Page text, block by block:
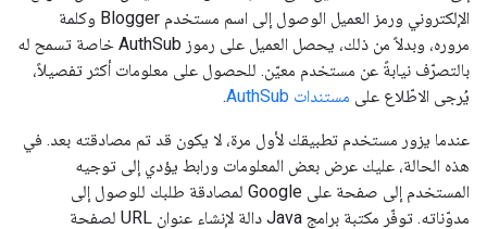
الإلكتروني ورمز العميل الوصول إلى اسم مستخدم Blogger وكلمة
مروره، وبدلاً من ذلك، يحصل العميل على رموز AuthSub خاصة تسمح له
بالتصرّف نيابةً عن مستخدم معيّن. للحصول على معلومات أكثر تفصيلاً،
يُرجى الاطّلاع على مستندات AuthSub .
عندما يزور مستخدم تطبيقك لأول مرة، لا يكون قد تم مصادقته بعد. في
هذه الحالة، عليك عرض بعض المعلومات ورابط يؤدي إلى توجيه
المستخدم إلى صفحة على Google لمصادقة طلبك للوصول إلى
مدوّناته. توفّر مكتبة برامج Java دالة لإنشاء عنوان URL لصفحة